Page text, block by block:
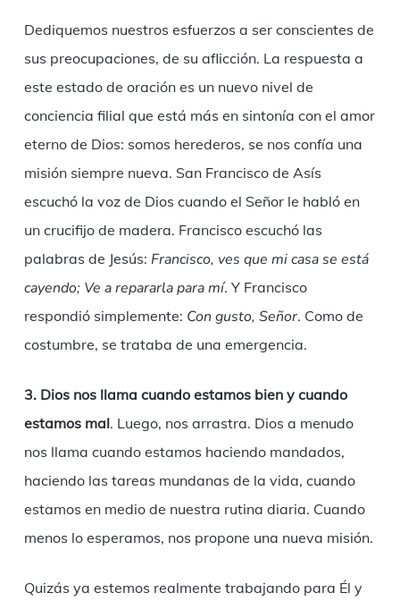
Dediquemos nuestros esfuerzos a ser conscientes de
sus preocupaciones, de su aflicción. La respuesta a
este estado de oración es un nuevo nivel de
conciencia filial que está más en sintonía con el amor
eterno de Dios: somos herederos, se nos confía una
misión siempre nueva. San Francisco de Asís
escuchó la voz de Dios cuando el Señor le habló en
un crucifijo de madera. Francisco escuchó las
palabras de Jesús: Francisco, ves que mi casa se está
cayendo; Ve a repararla para mí. Y Francisco
respondió simplemente: Con gusto, Señor. Como de
costumbre, se trataba de una emergencia.
3. Dios nos llama cuando estamos bien y cuando
estamos mal. Luego, nos arrastra. Dios a menudo
nos llama cuando estamos haciendo mandados,
haciendo las tareas mundanas de la vida, cuando
estamos en medio de nuestra rutina diaria. Cuando
menos lo esperamos, nos propone una nueva misión.
Quizás ya estemos realmente trabajando para Él y